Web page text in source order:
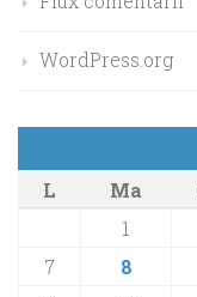
WordPress.org
L
Ma
1
7
8